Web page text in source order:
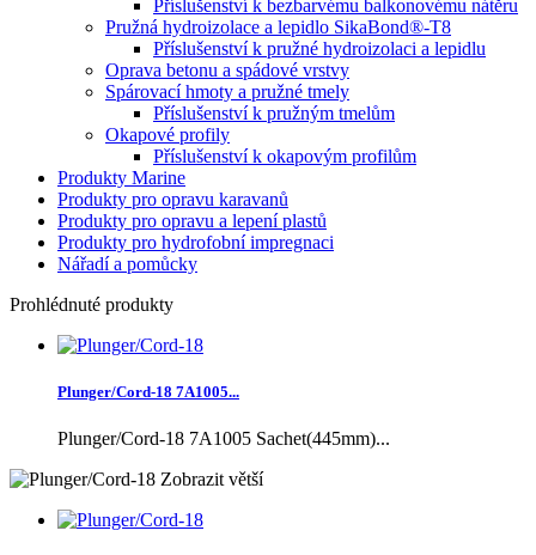
Příslušenství k bezbarvému balkonovému nátěru
Pružná hydroizolace a lepidlo SikaBond®-T8
Příslušenství k pružné hydroizolaci a lepidlu
Oprava betonu a spádové vrstvy
Spárovací hmoty a pružné tmely
Příslušenství k pružným tmelům
Okapové profily
Příslušenství k okapovým profilům
Produkty Marine
Produkty pro opravu karavanů
Produkty pro opravu a lepení plastů
Produkty pro hydrofobní impregnaci
Nářadí a pomůcky
Prohlédnuté produkty
Plunger/Cord-18 7A1005...
Plunger/Cord-18 7A1005 Sachet(445mm)...
Zobrazit větší